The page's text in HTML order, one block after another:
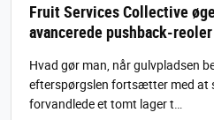
Fruit Services Collective
avancerede pushback-reoler
Hvad gør man, når gulvpladsen
efterspørgslen fortsætter med at
forvandlede et tomt lager t…